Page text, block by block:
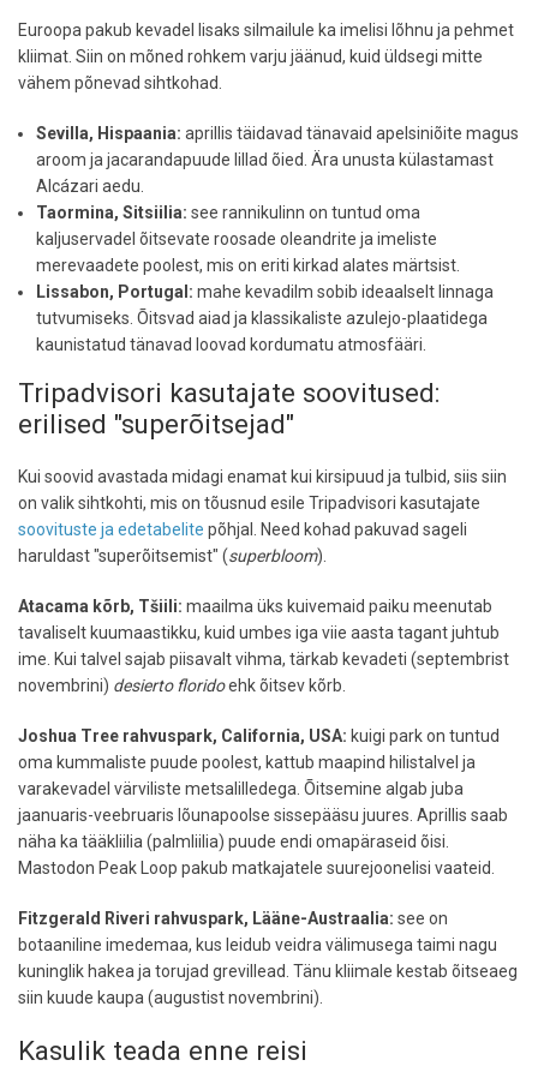
Euroopa pakub kevadel lisaks silmailule ka imelisi lõhnu ja pehmet
kliimat. Siin on mõned rohkem varju jäänud, kuid üldsegi mitte
vähem põnevad sihtkohad.
Sevilla, Hispaania: aprillis täidavad tänavaid apelsiniõite magus
aroom ja jacarandapuude lillad õied. Ära unusta külastamast
Alcázari aedu.
Taormina, Sitsiilia: see rannikulinn on tuntud oma
kaljuservadel õitsevate roosade oleandrite ja imeliste
merevaadete poolest, mis on eriti kirkad alates märtsist.
Lissabon, Portugal: mahe kevadilm sobib ideaalselt linnaga
tutvumiseks. Õitsvad aiad ja klassikaliste azulejo-plaatidega
kaunistatud tänavad loovad kordumatu atmosfääri.
Tripadvisori kasutajate soovitused:
erilised "superõitsejad"
Kui soovid avastada midagi enamat kui kirsipuud ja tulbid, siis siin
on valik sihtkohti, mis on tõusnud esile Tripadvisori kasutajate
soovituste ja edetabelite põhjal. Need kohad pakuvad sageli
haruldast "superõitsemist" (superbloom).
Atacama kõrb, Tšiili: maailma üks kuivemaid paiku meenutab
tavaliselt kuumaastikku, kuid umbes iga viie aasta tagant juhtub
ime. Kui talvel sajab piisavalt vihma, tärkab kevadeti (septembrist
novembrini) desierto floridoehk õitsev kõrb.
Joshua Tree rahvuspark, California, USA: kuigi park on tuntud
oma kummaliste puude poolest, kattub maapind hilistalvel ja
varakevadel värviliste metsalilledega. Õitsemine algab juba
jaanuaris-veebruaris lõunapoolse sissepääsu juures. Aprillis saab
näha ka tääkliilia (palmliilia) puude endi omapäraseid õisi.
Mastodon Peak Loop pakub matkajatele suurejoonelisi vaateid.
Fitzgerald Riveri rahvuspark, Lääne-Austraalia: see on
botaaniline imedemaa, kus leidub veidra välimusega taimi nagu
kuninglik hakea ja torujad grevillead. Tänu kliimale kestab õitseaeg
siin kuude kaupa (augustist novembrini).
Kasulik teada enne reisi